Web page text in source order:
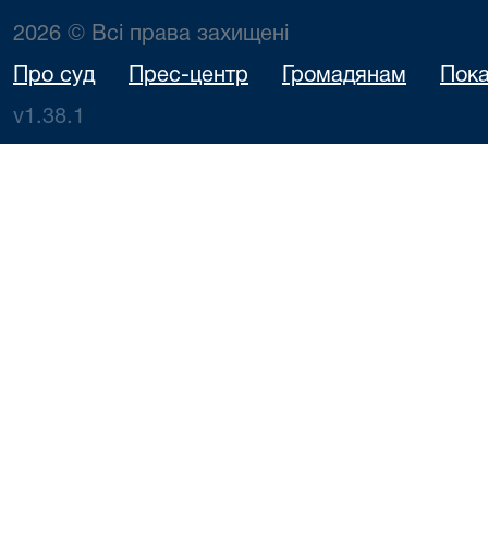
2026 © Всі права захищені
Про суд Прес-центр Громадянам
v1.38.1